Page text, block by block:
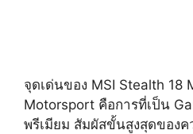
จุดเด่นของ MSI Stealth 18
Motorsport คือการที่เป็น
พรีเมียม สัมผัสขั้นสูงสุดของค